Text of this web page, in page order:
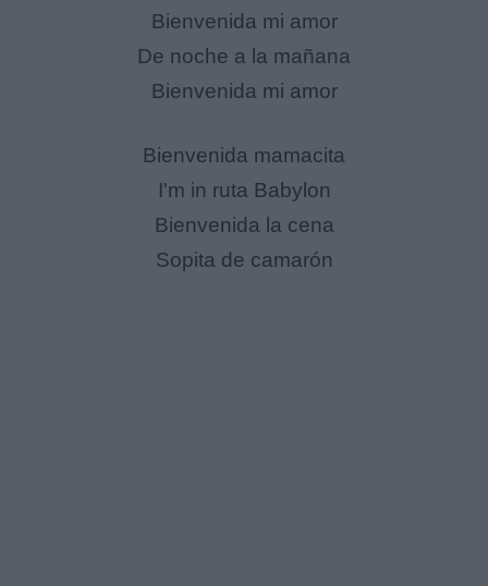
Bienvenida mi amor
De noche a la mañana
Bienvenida mi amor
Bienvenida mamacita
I'm in ruta Babylon
Bienvenida la cena
Sopita de camarón